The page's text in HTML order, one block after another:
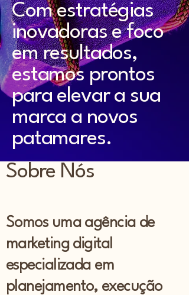
Com estratégias
inovadoras e foco
em resultados,
estamos prontos
para elevar a sua
marca a novos
patamares.
Sobre Nós
Somos uma agência de
marketing digital
especializada em
planejamento, execução